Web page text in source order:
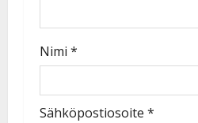
Nimi *
Sähköpostiosoite *